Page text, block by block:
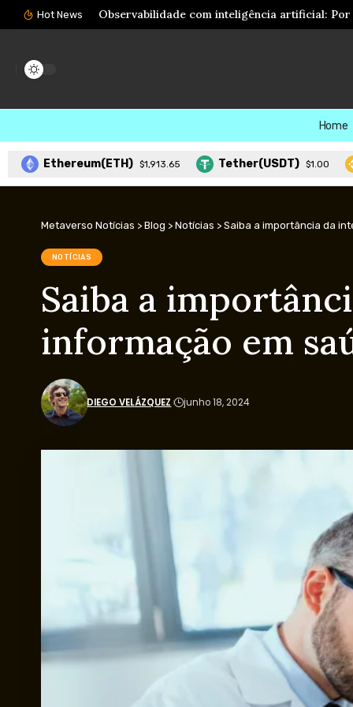
Hot News Meta AI ganha recursos para agir em
Home
Ethereum(ETH) $1,913.65 Tether(USDT) $1.00
Metaverso Notícias > Blog > Notícias > Saiba a importância da
NOTÍCIAS
Saiba a
informação em
DIEGO VELÁZQUEZ junho 18, 2024